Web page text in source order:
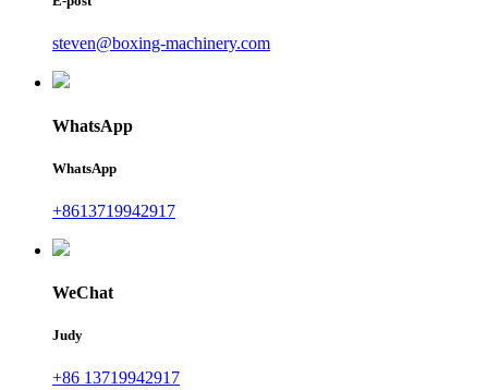
steven@boxing-machinery.com
WhatsApp
WhatsApp
+8613719942917
WeChat
Judy
+86 13719942917